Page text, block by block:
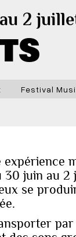
2
Festival
expérience
30 juin au 2
se